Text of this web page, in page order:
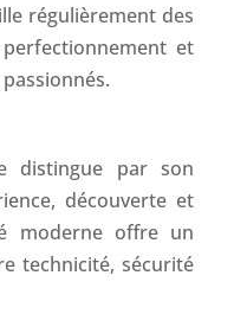
régulièrement des
et
distingue par son
découverte et
moderne offre un
technicité, sécurité